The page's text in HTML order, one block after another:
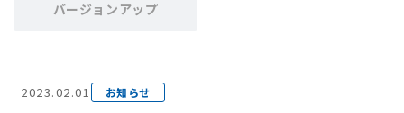
バージョンアップ
2023.02.01 お知らせ